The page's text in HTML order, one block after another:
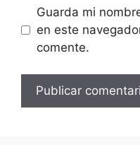
Guarda mi
en este
comente.